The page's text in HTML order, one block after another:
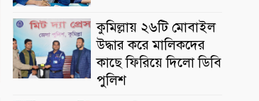
কুমিল্লায় ২৬টি মোবাইল
উদ্ধার করে মালিকদের
কাছে ফিরিয়ে দিলো ডিবি
পুলিশ